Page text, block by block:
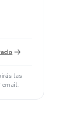
las
email.